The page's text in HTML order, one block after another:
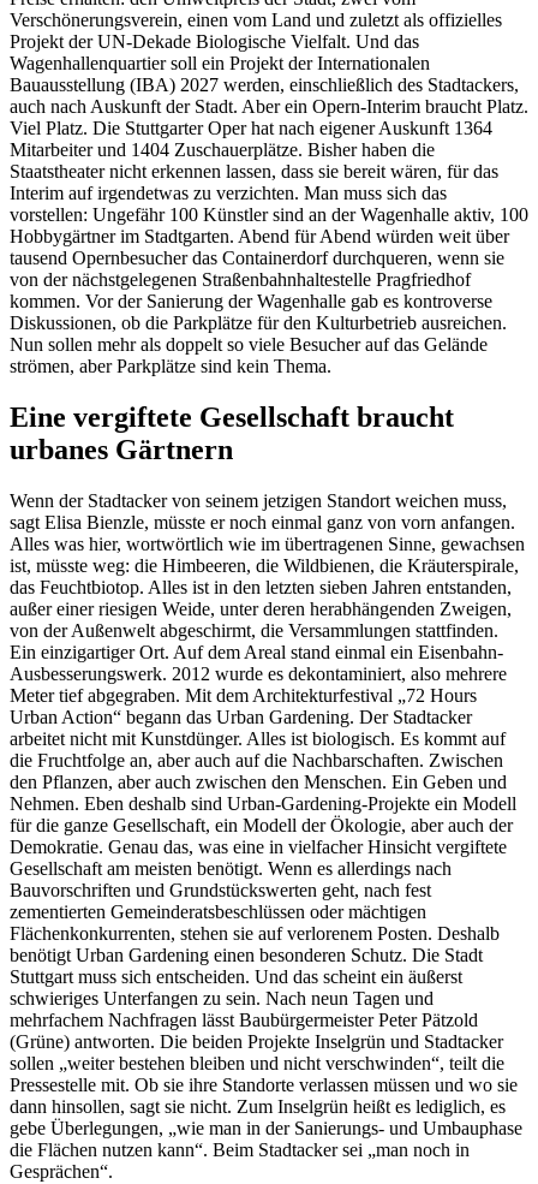
Verschönerungsverein, einen vom Land und zuletzt als offizielles
Projekt der UN-Dekade Biologische Vielfalt. Und das
Wagenhallenquartier soll ein Projekt der Internationalen
Bauausstellung (IBA) 2027 werden, einschließlich des Stadtackers,
auch nach Auskunft der Stadt. Aber ein Opern-Interim braucht Platz.
Viel Platz. Die Stuttgarter Oper hat nach eigener Auskunft 1364
Mitarbeiter und 1404 Zuschauerplätze. Bisher haben die
Staatstheater nicht erkennen lassen, dass sie bereit wären, für das
Interim auf irgendetwas zu verzichten. Man muss sich das
vorstellen: Ungefähr 100 Künstler sind an der Wagenhalle aktiv, 100
Hobbygärtner im Stadtgarten. Abend für Abend würden weit über
tausend Opernbesucher das Containerdorf durchqueren, wenn sie
von der nächstgelegenen Straßenbahnhaltestelle Pragfriedhof
kommen. Vor der Sanierung der Wagenhalle gab es kontroverse
Diskussionen, ob die Parkplätze für den Kulturbetrieb ausreichen.
Nun sollen mehr als doppelt so viele Besucher auf das Gelände
strömen, aber Parkplätze sind kein Thema.
Eine vergiftete Gesellschaft braucht
urbanes Gärtnern
Wenn der Stadtacker von seinem jetzigen Standort weichen muss,
sagt Elisa Bienzle, müsste er noch einmal ganz von vorn anfangen.
Alles was hier, wortwörtlich wie im übertragenen Sinne, gewachsen
ist, müsste weg: die Himbeeren, die Wildbienen, die Kräuterspirale,
das Feuchtbiotop. Alles ist in den letzten sieben Jahren entstanden,
außer einer riesigen Weide, unter deren herabhängenden Zweigen,
von der Außenwelt abgeschirmt, die Versammlungen stattfinden.
Ein einzigartiger Ort. Auf dem Areal stand einmal ein Eisenbahn-
Ausbesserungswerk. 2012 wurde es dekontaminiert, also mehrere
Meter tief abgegraben. Mit dem Architekturfestival „72 Hours
Urban Action“ begann das Urban Gardening. Der Stadtacker
arbeitet nicht mit Kunstdünger. Alles ist biologisch. Es kommt auf
die Fruchtfolge an, aber auch auf die Nachbarschaften. Zwischen
den Pflanzen, aber auch zwischen den Menschen. Ein Geben und
Nehmen. Eben deshalb sind Urban-Gardening-Projekte ein Modell
für die ganze Gesellschaft, ein Modell der Ökologie, aber auch der
Demokratie. Genau das, was eine in vielfacher Hinsicht vergiftete
Gesellschaft am meisten benötigt. Wenn es allerdings nach
Bauvorschriften und Grundstückswerten geht, nach fest
zementierten Gemeinderatsbeschlüssen oder mächtigen
Flächenkonkurrenten, stehen sie auf verlorenem Posten. Deshalb
benötigt Urban Gardening einen besonderen Schutz. Die Stadt
Stuttgart muss sich entscheiden. Und das scheint ein äußerst
schwieriges Unterfangen zu sein. Nach neun Tagen und
mehrfachem Nachfragen lässt Baubürgermeister Peter Pätzold
(Grüne) antworten. Die beiden Projekte Inselgrün und Stadtacker
sollen „weiter bestehen bleiben und nicht verschwinden“, teilt die
Pressestelle mit. Ob sie ihre Standorte verlassen müssen und wo sie
dann hinsollen, sagt sie nicht. Zum Inselgrün heißt es lediglich, es
gebe Überlegungen, „wie man in der Sanierungs- und Umbauphase
die Flächen nutzen kann“. Beim Stadtacker sei „man noch in
Gesprächen“.